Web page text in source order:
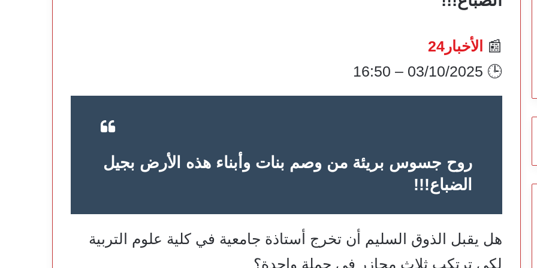
📰
الأخبار24
🕒 03/10/2025 – 16:50
روح جسوس بريئة من وصم بنات وأبناء هذه الأرض بجيل
الضباع!!!
هل يقبل الذوق السليم أن تخرج أستاذة جامعية في كلية علوم التربية
لكي ترتكب ثلاث مجازر في جملة واحدة؟